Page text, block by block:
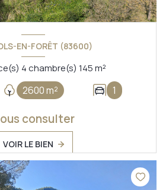
EN-FORÊT (83600)
Villa 6 pièce(s) 4 chambre(s) 145 m²
2600 m² 1
consulter
VOIR LE BIEN